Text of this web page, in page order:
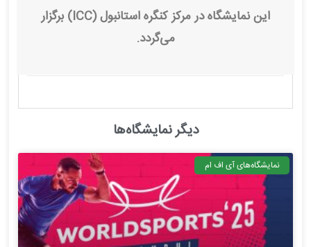
این نمایشگاه در مرکز کنگره استانبول (ICC) برگزار
می‌گردد.
دیگر نمایشگاه‌ها
نمایشگاه‌های آی اف ام